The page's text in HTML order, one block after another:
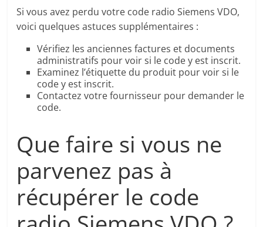
Si vous avez perdu votre code radio Siemens VDO,
voici quelques astuces supplémentaires :
Vérifiez les anciennes factures et documents
administratifs pour voir si le code y est inscrit.
Examinez l’étiquette du produit pour voir si le
code y est inscrit.
Contactez votre fournisseur pour demander le
code.
Que faire si vous ne
parvenez pas à
récupérer le code